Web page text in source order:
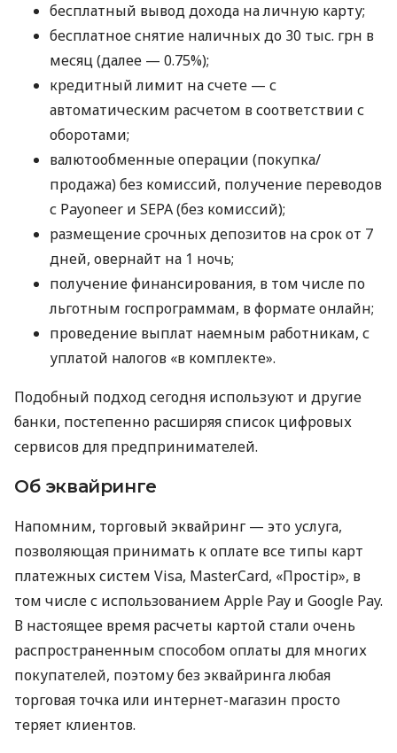
бесплатный вывод дохода на личную карту;
бесплатное снятие наличных до 30 тыс. грн в
месяц (далее — 0.75%);
кредитный лимит на счете — с
автоматическим расчетом в соответствии с
оборотами;
валютообменные операции (покупка/
продажа) без комиссий, получение переводов
с Payoneer и SEPA (без комиссий);
размещение срочных депозитов на срок от 7
дней, овернайт на 1 ночь;
получение финансирования, в том числе по
льготным госпрограммам, в формате онлайн;
проведение выплат наемным работникам, с
уплатой налогов «в комплекте».
Подобный подход сегодня используют и другие
банки, постепенно расширяя список цифровых
сервисов для предпринимателей.
Об эквайринге
Напомним, торговый эквайринг — это услуга,
позволяющая принимать к оплате все типы карт
платежных систем Visa, MasterCard, «Простір», в
том числе с использованием Apple Pay и Google Pay.
В настоящее время расчеты картой стали очень
распространенным способом оплаты для многих
покупателей, поэтому без эквайринга любая
торговая точка или интернет-магазин просто
теряет клиентов.